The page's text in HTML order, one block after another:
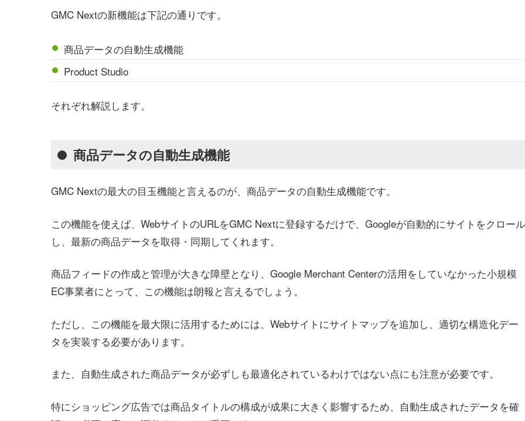
GMC Nextの新機能は下記の通りです。
商品データの自動生成機能
Product Studio
それぞれ解説します。
商品データの自動生成機能
GMC Nextの最大の目玉機能と言えるのが、商品データの自動生成機能です。
この機能を使えば、WebサイトのURLをGMC Nextに登録するだけで、Googleが自動的にサイトをクロール
し、最新の商品データを取得・同期してくれます。
商品フィードの作成と管理が大きな障壁となり、Google Merchant Centerの活用をしていなかった小規模
EC事業者にとって、この機能は朗報と言えるでしょう。
ただし、この機能を最大限に活用するためには、Webサイトにサイトマップを追加し、適切な構造化デー
タを実装する必要があります。
また、自動生成された商品データが必ずしも最適化されているわけではない点にも注意が必要です。
特にショッピング広告では商品タイトルの構成が成果に大きく影響するため、自動生成されたデータを確